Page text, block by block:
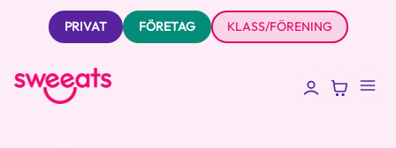
PRIVAT FÖRETAG KLASS/FÖRENING